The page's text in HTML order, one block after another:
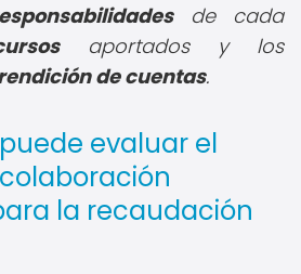
de cada
aportados y los
de cuentas.
evaluar el
la recaudación